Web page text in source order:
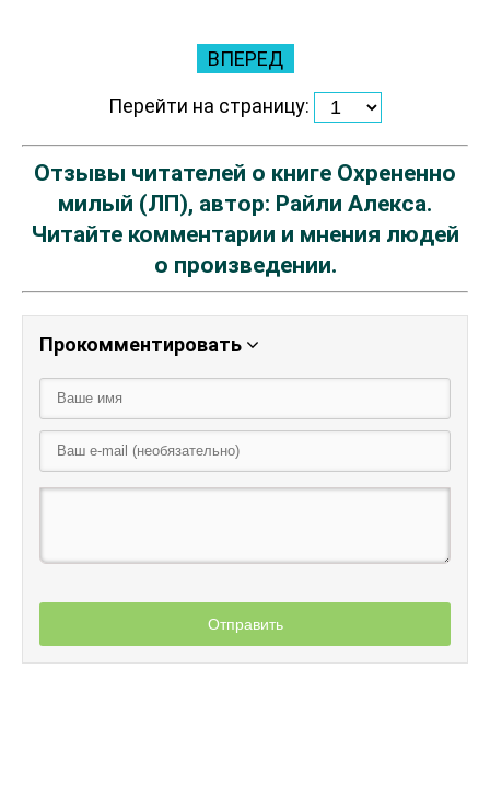
ВПЕРЕД
Перейти на страницу:
Отзывы читателей о книге Охрененно
милый (ЛП), автор: Райли Алекса.
Читайте комментарии и мнения людей
о произведении.
Прокомментировать
Отправить